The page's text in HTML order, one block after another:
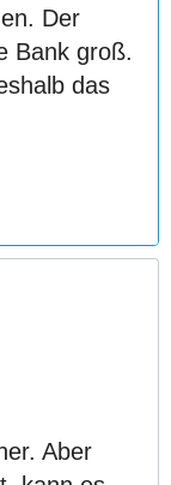
Der
Bank groß.
das
Aber